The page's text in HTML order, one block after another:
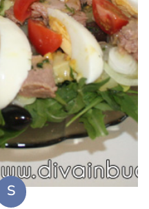
S